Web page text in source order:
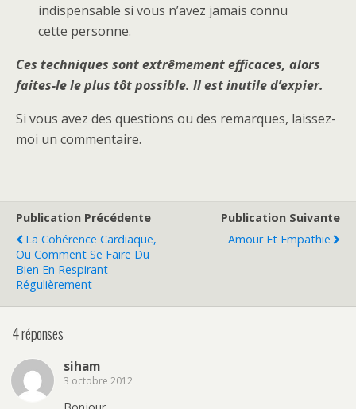
indispensable si vous n’avez jamais connu
cette personne.
Ces techniques sont extrêmement efficaces, alors
faites-le le plus tôt possible. Il est inutile d’expier.
Si vous avez des questions ou des remarques, laissez-
moi un commentaire.
Publication Précédente
La Cohérence Cardiaque,
Ou Comment Se Faire Du
Bien En Respirant
Régulièrement
Publication Suivante
Amour Et Empathie
4 réponses
siham
3 octobre 2012